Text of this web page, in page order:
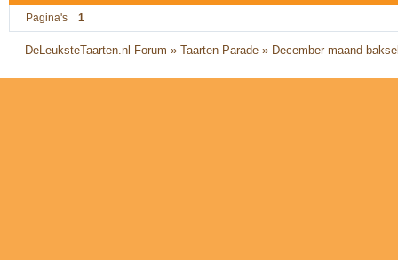
Pagina's 1
DeLeuksteTaarten.nl Forum »Taarten Parade » December maand